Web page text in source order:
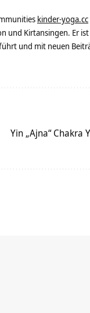
kinder-yoga.cc
und Kirtansingen. Er
und mit neuen
Yin „Ajna“ Chakra